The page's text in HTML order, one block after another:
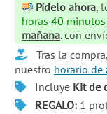
Pídelo ahora,
horas 40
mañana. con
Tras la
nuestro horario de
Incluye Kit de
REGALO:1